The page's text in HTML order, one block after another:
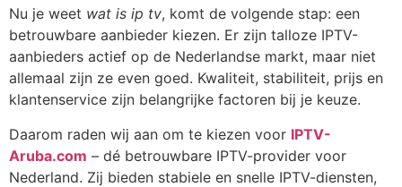
Nu je weet wat is ip tv, komt de volgende stap: een
betrouwbare aanbieder kiezen. Er zijn talloze IPTV-
aanbieders actief op de Nederlandse markt, maar niet
allemaal zijn ze even goed. Kwaliteit, stabiliteit, prijs en
klantenservice zijn belangrijke factoren bij je keuze.
Daarom raden wij aan om te kiezen voor IPTV-
Aruba.com – dé betrouwbare IPTV-provider voor
Nederland. Zij bieden stabiele en snelle IPTV-diensten,